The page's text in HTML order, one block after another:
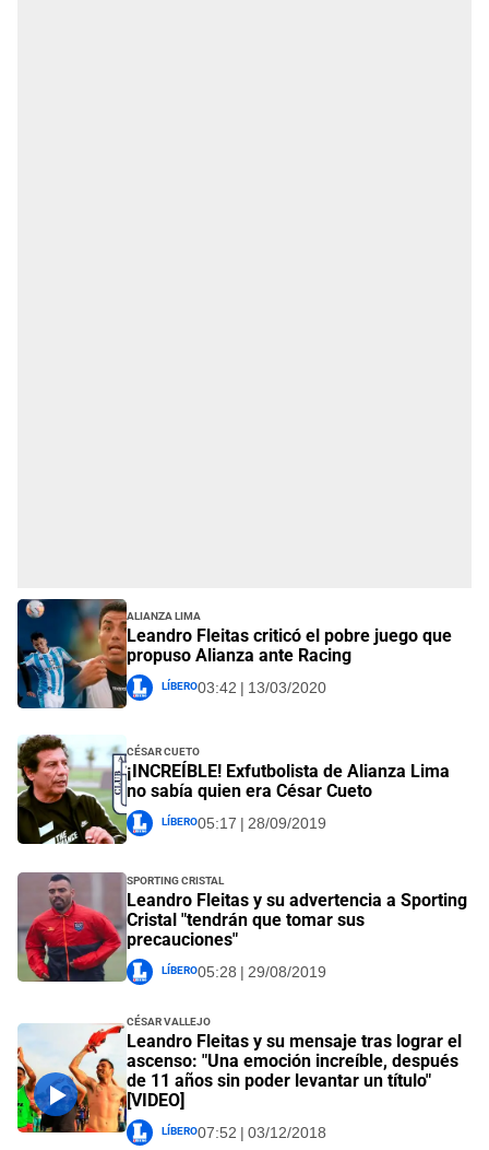
Alianza Lima
Leandro Fleitas criticó el pobre juego que
propuso Alianza ante Racing
Líbero03:42 | 13/03/2020
César Cueto
¡INCREÍBLE! Exfutbolista de Alianza Lima
no sabía quien era César Cueto
Líbero05:17 | 28/09/2019
Sporting Cristal
Leandro Fleitas y su advertencia a Sporting
Cristal "tendrán que tomar sus
precauciones"
Líbero05:28 | 29/08/2019
César Vallejo
Leandro Fleitas y su mensaje tras lograr el
ascenso: "Una emoción increíble, después
de 11 años sin poder levantar un título"
[VIDEO]
Líbero07:52 | 03/12/2018